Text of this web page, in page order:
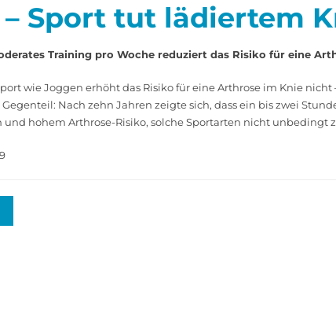
Sport tut lädiertem
Training pro Woche reduziert das Risiko für eine
wie Joggen erhöht das Risiko für eine Arthrose im Knie
Nach zehn Jahren zeigte sich, dass ein bis zwei
hohem Arthrose-Risiko, solche Sportarten nicht unbedingt